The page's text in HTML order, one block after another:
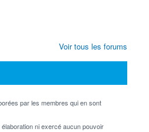
par les membres qui en sont
ni exercé aucun pouvoir
Voir tous les forums